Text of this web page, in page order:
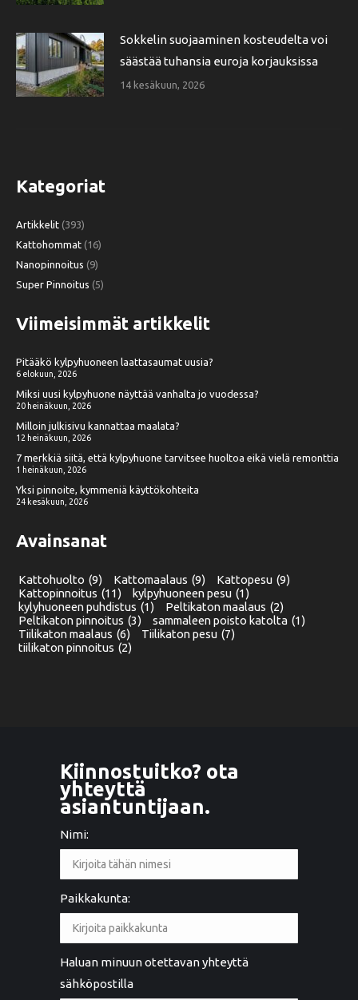
Sokkelin suojaaminen kosteudelta voi
säästää tuhansia euroja korjauksissa
14 kesäkuun, 2026
Kategoriat
Artikkelit (393)
Kattohommat (16)
Nanopinnoitus (9)
Super Pinnoitus (5)
Viimeisimmät artikkelit
Pitääkö kylpyhuoneen laattasaumat uusia?
6 elokuun, 2026
Miksi uusi kylpyhuone näyttää vanhalta jo vuodessa?
20 heinäkuun, 2026
Milloin julkisivu kannattaa maalata?
12 heinäkuun, 2026
7 merkkiä siitä, että kylpyhuone tarvitsee huoltoa eikä vielä remonttia
1 heinäkuun, 2026
Yksi pinnoite, kymmeniä käyttökohteita
24 kesäkuun, 2026
Avainsanat
Kattohuolto (9) Kattomaalaus (9) Kattopesu (9)
Kattopinnoitus (11) kylpyhuoneen pesu (1)
kylyhuoneen puhdistus (1) Peltikaton maalaus (2)
Peltikaton pinnoitus (3) sammaleen poisto katolta (1)
Tiilikaton maalaus (6) Tiilikaton pesu (7)
tiilikaton pinnoitus (2)
Kiinnostuitko? ota
yhteyttä
asiantuntijaan.
Nimi:
Paikkakunta:
Haluan minuun otettavan yhteyttä
sähköpostilla